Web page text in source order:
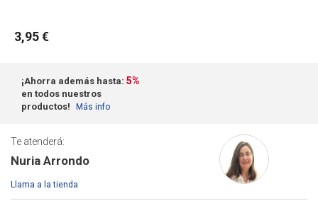
3,95 €
¡Ahorra además hasta: 5%
en todos nuestros
productos!
Más info
Te atenderá:
Nuria Arrondo
Llama a la tienda